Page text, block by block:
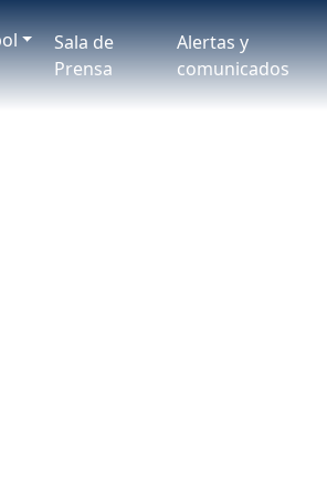
Sala de
Prensa
Alertas y
comunicados